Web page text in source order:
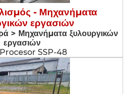
- Μηχανήματα
εργασιών
> Μηχανήματα ξυλουργικών
εργασιών
SSP-48